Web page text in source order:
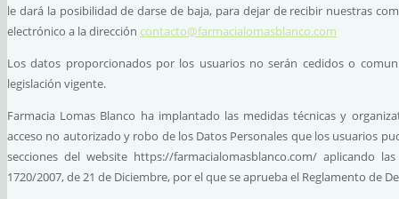
le dará la posibilidad de darse de baja, para dejar de recibir nuestras
electrónico a la dirección contacto@farmacialomasblanco.com
Los datos proporcionados por los usuarios no serán cedidos o
legislación vigente.
Farmacia Lomas Blanco ha implantado las medidas técnicas y
acceso no autorizado y robo de los Datos Personales que los usuarios
secciones del website https://farmacialomasblanco.com/ aplicando
1720/2007, de 21 de Diciembre, por el que se aprueba el Reglamento de